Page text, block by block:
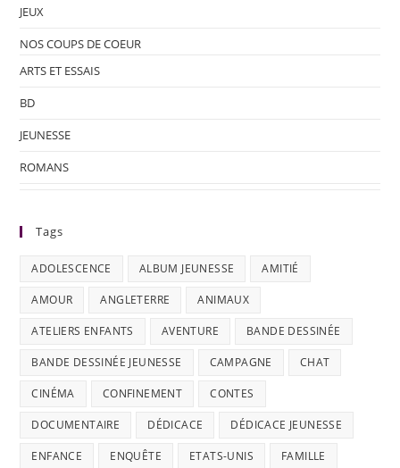
JEUX
NOS COUPS DE COEUR
ARTS ET ESSAIS
BD
JEUNESSE
ROMANS
Tags
ADOLESCENCE ALBUM JEUNESSE AMITIÉ
AMOUR ANGLETERRE ANIMAUX
ATELIERS ENFANTS AVENTURE BANDE DESSINÉE
BANDE DESSINÉE JEUNESSE CAMPAGNE CHAT
CINÉMA CONFINEMENT CONTES
DOCUMENTAIRE DÉDICACE DÉDICACE JEUNESSE
ENFANCE ENQUÊTE ETATS-UNIS FAMILLE